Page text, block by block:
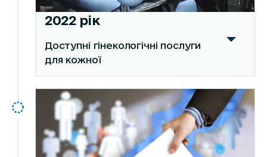
2022 рік
Доступні гінекологічні послуги
для кожної